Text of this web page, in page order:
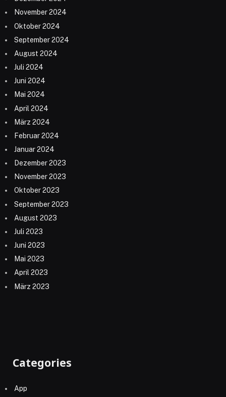
November 2024
Oktober 2024
September 2024
August 2024
Juli 2024
Juni 2024
Mai 2024
April 2024
März 2024
Februar 2024
Januar 2024
Dezember 2023
November 2023
Oktober 2023
September 2023
August 2023
Juli 2023
Juni 2023
Mai 2023
April 2023
März 2023
Categories
App